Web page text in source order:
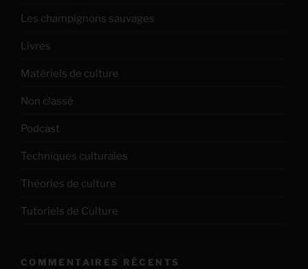
Les champignons sauvages
Livres
Matériels de culture
Non classé
Podcast
Techniques culturales
Théories de culture
Tutoriels de Culture
COMMENTAIRES RÉCENTS